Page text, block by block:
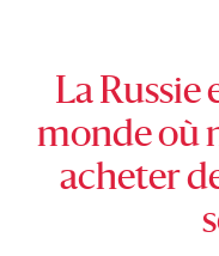
La Russie
monde où
acheter